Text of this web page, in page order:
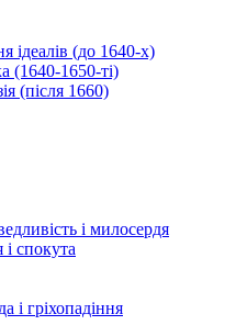
ідеалів (до 1640-х)
(1640-1650-ті)
(після 1660)
і милосердя
спокута
і гріхопадіння